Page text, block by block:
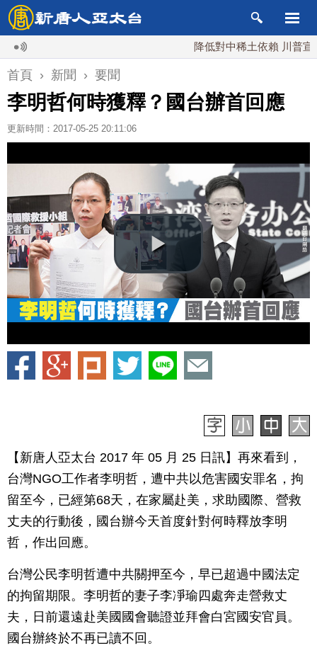
降低對中稀土依賴 川普宣布礦業
首頁 › 新聞 › 要聞
李明哲何時獲釋？國台辦首回應
更新時間：2017-05-25 20:11:06
【新唐人亞太台 2017 年 05 月 25 日訊】再來看到，
台灣NGO工作者李明哲，遭中共以危害國安罪名，拘
留至今，已經第68天，在家屬赴美，求助國際、營救
丈夫的行動後，國台辦今天首度針對何時釋放李明
哲，作出回應。
台灣公民李明哲遭中共關押至今，早已超過中國法定
的拘留期限。李明哲的妻子李凈瑜四處奔走營救丈
夫，日前還遠赴美國國會聽證並拜會白宮國安官員。
國台辦終於不再已讀不回。